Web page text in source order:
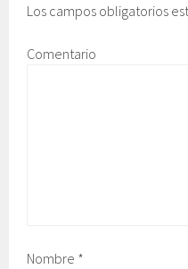
Los campos obligatorios
Comentario
Nombre *